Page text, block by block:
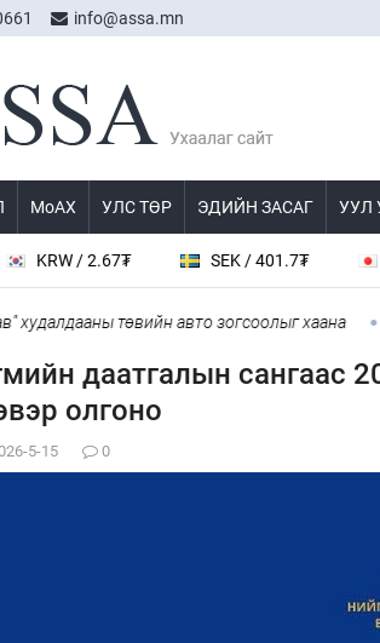
info@assa.mn
МоАХ УЛС ТӨР ЭДИЙН ЗАСАГ УУЛ
/ 2.67₮ SEK / 401.7₮
төвийн авто зогсоолыг хаана
даатгалын сангаас
олгоно
5-15 0